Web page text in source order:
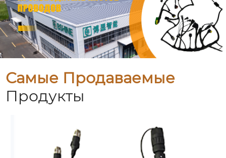
Самые Продаваемые
Продукты